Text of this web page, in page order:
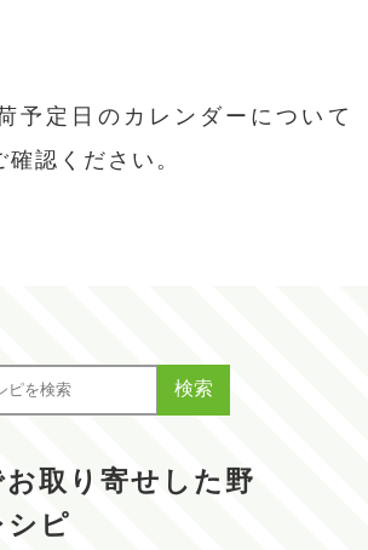
検索
取り寄せした野
シピ
予定日のカレンダーについて
確認ください。